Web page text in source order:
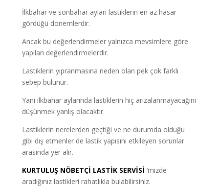
İlkbahar ve sonbahar ayları lastiklerin en az hasar
gördüğü dönemlerdir.
Ancak bu değerlendirmeler yalnızca mevsimlere göre
yapılan değerlendirmelerdir.
Lastiklerin yıpranmasına neden olan pek çok farklı
sebep bulunur.
Yani ilkbahar aylarında lastiklerin hiç arızalanmayacağını
düşünmek yanlış olacaktır.
Lastiklerin nerelerden geçtiği ve ne durumda olduğu
gibi dış etmenler de lastik yapısını etkileyen sorunlar
arasında yer alır.
KURTULUŞ NÖBETÇİ LASTİK SERVİSİ ‘mizde
aradığınız lastikleri rahatlıkla bulabilirsiniz.